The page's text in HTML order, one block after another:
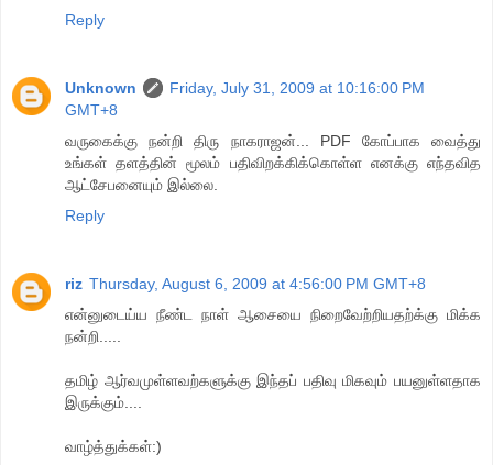
Reply
Unknown
Friday, July 31, 2009 at 10:16:00 PM
GMT+8
வருகைக்கு நன்றி திரு நாகராஜன்... PDF கோப்பாக வைத்து
உங்கள் தளத்தின் மூலம் பதிவிறக்கிக்கொள்ள எனக்கு எந்தவித
ஆட்சேபனையும் இல்லை.
Reply
riz Thursday, August 6, 2009 at 4:56:00 PM GMT+8
என்னுடைய்ய நீண்ட நாள் ஆசையை நிறைவேற்றியதற்க்கு மிக்க
நன்றி.....
தமிழ் ஆர்வமுள்ளவற்களுக்கு இந்தப் பதிவு மிகவும் பயனுள்ளதாக
இருக்கும்....
வாழ்த்துக்கள்:)